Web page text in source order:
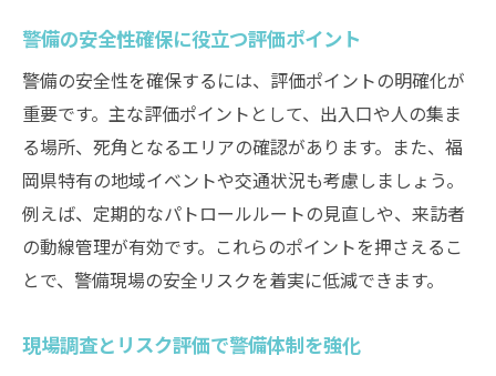
警備の安全性確保に役立つ評価ポイント
警備の安全性を確保するには、評価ポイントの明確化が
重要です。主な評価ポイントとして、出入口や人の集ま
る場所、死角となるエリアの確認があります。また、福
岡県特有の地域イベントや交通状況も考慮しましょう。
例えば、定期的なパトロールルートの見直しや、来訪者
の動線管理が有効です。これらのポイントを押さえるこ
とで、警備現場の安全リスクを着実に低減できます。
現場調査とリスク評価で警備体制を強化